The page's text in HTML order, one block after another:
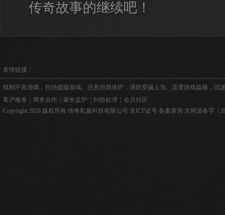
传奇故事的继续吧！
友情链接：
抵制不良游戏，拒绝盗版游戏。注意自我保护，谨防受骗上当。适度游戏益脑，沉
客户服务
商务合作 家长监护 纠纷处理
会员社区
Copyright 2026 版权所有 传奇私服科技有限公司 京ICP证号 备案查询 文网游备字〔